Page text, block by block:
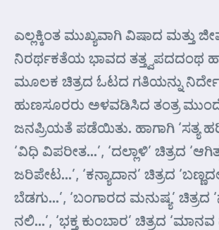
ಎಲ್ಲಕ್ಕಿಂತ ಮುಖ್ಯವಾಗಿ ವಿಷಾದ ಮತ್ತು
ನಿರರ್ಥಕತೆಯ ಭಾವದ ತತ್ತ್ವಪದದಂಥ
ಮೂಲಕ ಚಿತ್ರದ ಓಟದ ಗತಿಯನ್ನು
ಹುಣಸೂರರು ಅಳವಡಿಸಿದ ತಂತ್ರ
ಜನಪ್ರಿಯತೆ ಪಡೆಯಿತು. ಹಾಗಾಗಿ ‘ಸತ್ಯ
‘ವಿಧಿ ವಿಪರೀತ…’, ‘ದಲ್ಲಾಳಿ’ ಚಿತ್ರದ
ಜರಿಪೇಟ…’, ‘ಕನ್ಯಾದಾನ’ ಚಿತ್ರದ
ಬೆಡಗು…’, ‘ಬಂಗಾರದ ಮನುಷ್ಯ’ ಚಿತ್ರದ
ನಲಿ…’, ‘ಭಕ್ತ ಕುಂಬಾರ’ ಚಿತ್ರದ